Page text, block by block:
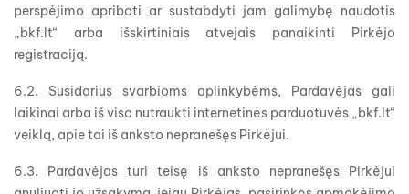
perspėjimo apriboti ar sustabdyti jam galimybę naudotis
„bkf.lt“ arba išskirtiniais atvejais panaikinti Pirkėjo
registraciją.
6.2. Susidarius svarbioms aplinkybėms, Pardavėjas gali
laikinai arba iš viso nutraukti internetinės parduotuvės „bkf.lt“
veiklą, apie tai iš anksto nepranešęs Pirkėjui.
6.3. Pardavėjas turi teisę iš anksto nepranešęs Pirkėjui